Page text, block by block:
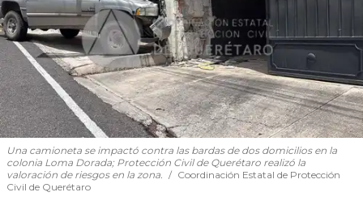
Una camioneta se impactó contra las bardas de dos domicilios en la
colonia Loma Dorada; Protección Civil de Querétaro realizó la
valoración de riesgos en la zona.
Coordinación Estatal de Protección
Civil de Querétaro